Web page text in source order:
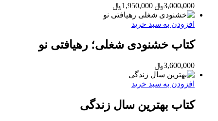
3,000,000﷼ Original
price
was:
3,000,000﷼.
1,950,000﷼
price
افزودن به سبد خرید
کتاب خشنودی شغلی؛ رهیافتی نو
3,600,000﷼
افزودن به سبد خرید
کتاب بهترین سال زندگی